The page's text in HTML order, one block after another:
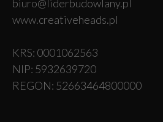
biuro@liderbudowlany.pl
www.creativeheads.pl
KRS: 0001062563
NIP: 5932639720
REGON: 52663464800000